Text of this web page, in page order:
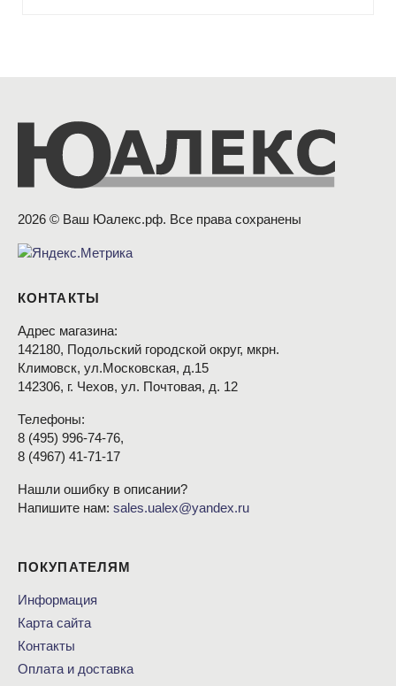
2026 © Ваш Юалекс.рф. Все права сохранены
КОНТАКТЫ
Адрес магазина:
142180, Подольский городской округ, мкрн.
Климовск, ул.Московская, д.15
142306, г. Чехов, ул. Почтовая, д. 12
Телефоны:
8 (495) 996-74-76,
8 (4967) 41-71-17
Нашли ошибку в описании?
Напишите нам: sales.ualex@yandex.ru
ПОКУПАТЕЛЯМ
Информация
Карта сайта
Контакты
Оплата и доставка